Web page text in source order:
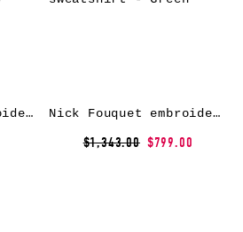
Nick Fouquet embroidered-details track pants – Grey Nick Fouquet embroidered two-tone sweatshirt – Green
$1,343.00 $799.00